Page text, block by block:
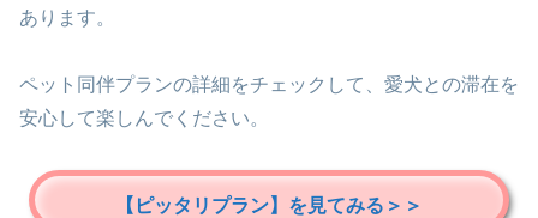
あります。
ペット同伴プランの詳細をチェックして、愛犬との滞在を
安心して楽しんでください。
【ピッタリプラン】を見てみる＞＞